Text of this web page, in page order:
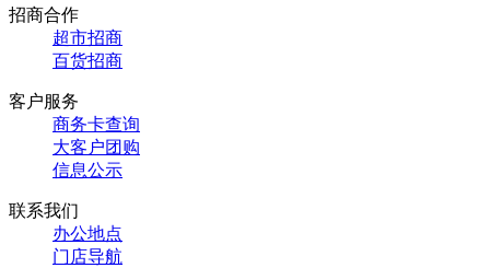
招商合作
超市招商
百货招商
客户服务
商务卡查询
大客户团购
信息公示
联系我们
办公地点
门店导航